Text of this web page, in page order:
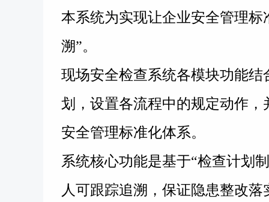
本系统为实现让企业安全管理标
溯”。
现场安全检查系统各模块功能
划，设置各流程中的规定动作
安全管理标准化体系。
系统核心功能是基于“检查计划
人可跟踪追溯，保证隐患整改